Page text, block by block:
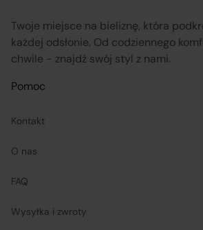
Twoje miejsce na bieliznę, która
każdej odsłonie. Od codziennego
chwile - znajdź swój styl z nami.
Pomoc
Kontakt
O nas
FAQ
Wysyłka i zwroty